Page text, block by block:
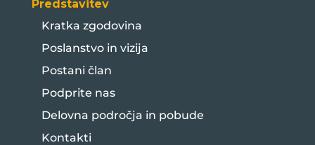
Predstavitev
Kratka zgodovina
Poslanstvo in vizija
Postani član
Podprite nas
Delovna področja in pobude
Kontakti